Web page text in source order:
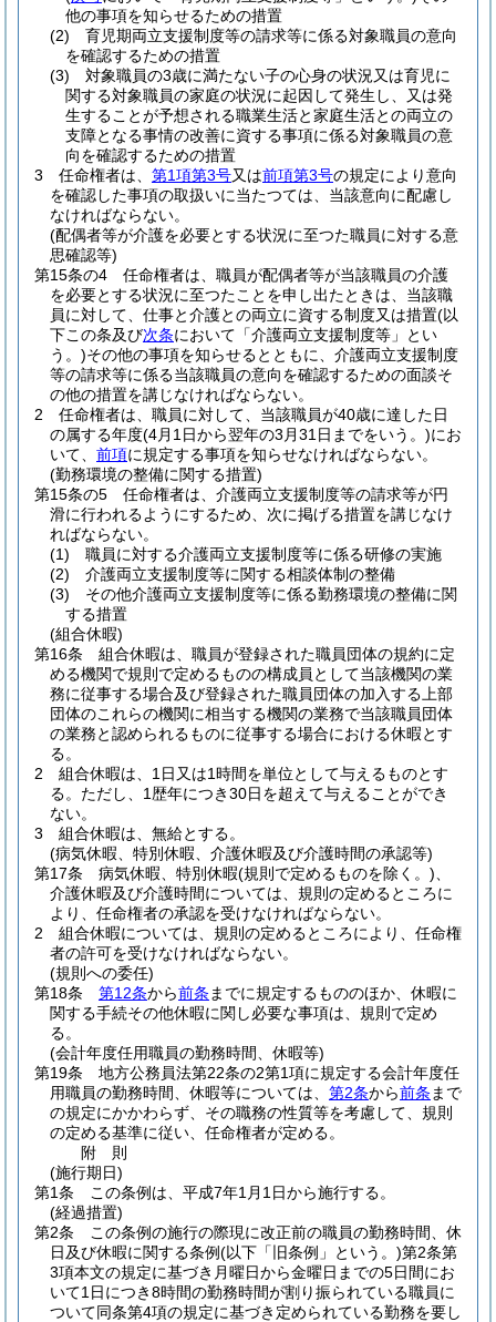
他の事項を知らせるための措置
(2)
育児期両立支援制度等の請求等に係る対象職員の意向
を確認するための措置
(3)
対象職員の3歳に満たない子の心身の状況又は育児に
関する対象職員の家庭の状況に起因して発生し、又は発
生することが予想される職業生活と家庭生活との両立の
支障となる事情の改善に資する事項に係る対象職員の意
向を確認するための措置
3
任命権者は、 第1項第3号又は前項第3号の規定により意向
を確認した事項の取扱いに当たつては、当該意向に配慮し
なければならない。
(配偶者等が介護を必要とする状況に至つた職員に対する意
思確認等)
第15条の4
任命権者は、職員が配偶者等が当該職員の介護
を必要とする状況に至つたことを申し出たときは、当該職
員に対して、仕事と介護との両立に資する制度又は措置(以
下この条及び次条において「介護両立支援制度等」とい
う。)その他の事項を知らせるとともに、介護両立支援制度
等の請求等に係る当該職員の意向を確認するための面談そ
の他の措置を講じなければならない。
2
任命権者は、職員に対して、当該職員が40歳に達した日
の属する年度(4月1日から翌年の3月31日までをいう。)にお
いて、 前項に規定する事項を知らせなければならない。
(勤務環境の整備に関する措置)
第15条の5
任命権者は、介護両立支援制度等の請求等が円
滑に行われるようにするため、次に掲げる措置を講じなけ
ればならない。
(1)
職員に対する介護両立支援制度等に係る研修の実施
(2)
介護両立支援制度等に関する相談体制の整備
(3)
その他介護両立支援制度等に係る勤務環境の整備に関
する措置
(組合休暇)
第16条
組合休暇は、職員が登録された職員団体の規約に定
める機関で規則で定めるものの構成員として当該機関の業
務に従事する場合及び登録された職員団体の加入する上部
団体のこれらの機関に相当する機関の業務で当該職員団体
の業務と認められるものに従事する場合における休暇とす
る。
2
組合休暇は、1日又は1時間を単位として与えるものとす
る。 ただし、1歴年につき30日を超えて与えることができ
ない。
3
組合休暇は、無給とする。
(病気休暇、特別休暇、介護休暇及び介護時間の承認等)
第17条
病気休暇、特別休暇(規則で定めるものを除く。)
介護休暇及び介護時間については、規則の定めるところに
より、任命権者の承認を受けなければならない。
2
組合休暇については、規則の定めるところにより、任命権
者の許可を受けなければならない。
(規則への委任)
第18条
第12条から前条 までに規定するもののほか、休暇に
関する手続その他休暇に関し必要な事項は、規則で定め
る。
(会計年度任用職員の勤務時間、休暇等)
第19条
地方公務員法第22条の2第1項に規定する会計年度任
用職員の勤務時間、休暇等については、 第2条から前条 まで
の規定にかかわらず、その職務の性質等を考慮して、規則
の定める基準に従い、任命権者が定める。
附 則
(施行期日)
第1条
この条例は、平成7年1月1日から施行する。
(経過措置)
第2条
この条例の施行の際現に改正前の職員の勤務時間、休
日及び休暇に関する条例(以下「旧条例」という。)第2条第
3項本文の規定に基づき月曜日から金曜日までの5日間にお
いて1日につき8時間の勤務時間が割り振られている職員に
ついて同条第4項の規定に基づき定められている勤務を要し